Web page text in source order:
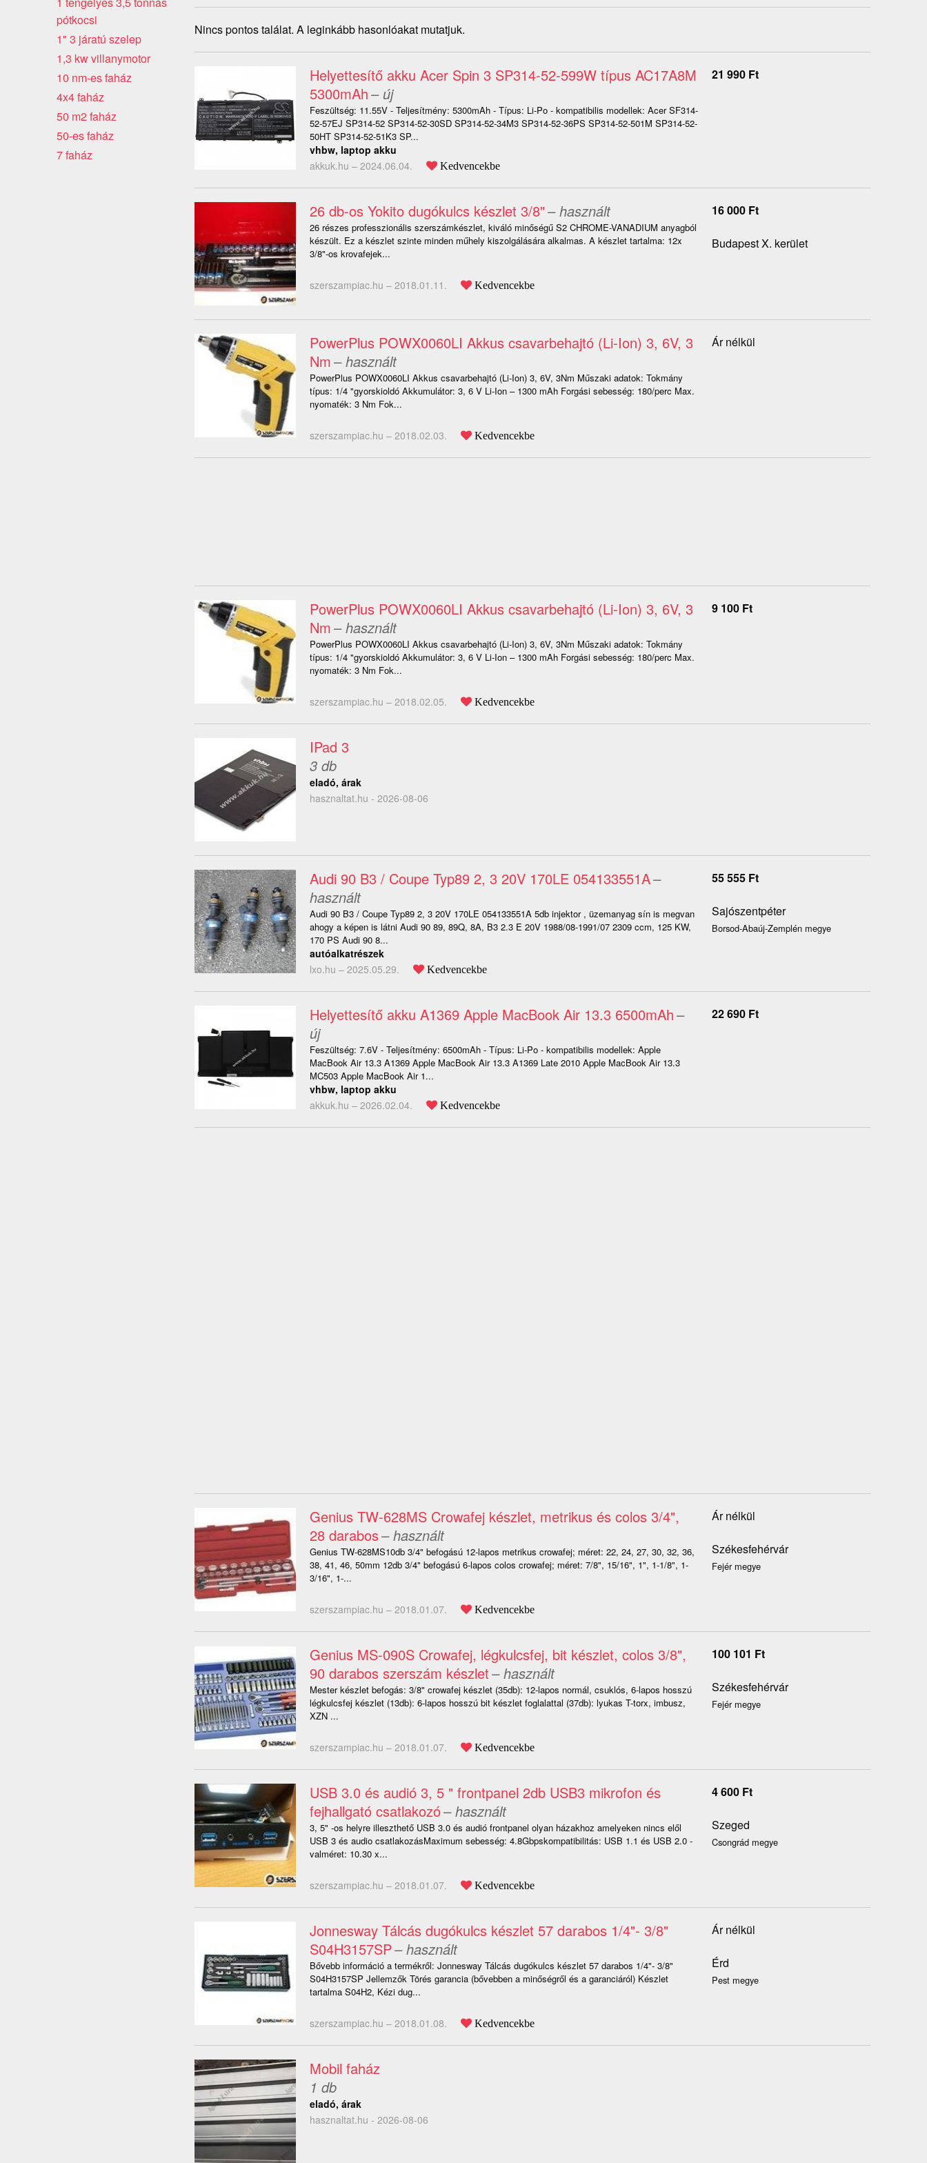
Nincs pontos találat. A leginkább hasonlóakat mutatjuk.
Helyettesítő akku Acer Spin 3 SP314-52-599W típus AC17A8M
5300mAh– új
Feszültség: 11.55V - Teljesítmény: 5300mAh - Típus: Li-Po - kompatibilis modellek: Acer SF314-
52-57EJ SP314-52 SP314-52-30SD SP314-52-34M3 SP314-52-36PS SP314-52-501M SP314-52-
50HT SP314-52-51K3 SP...
vhbw, laptop akku
akkuk.hu – 2024.06.04. Kedvencekbe
21 990 Ft
26 db-os Yokito dugókulcs készlet 3/8"– használt
26 részes professzionális szerszámkészlet, kiváló minőségű S2 CHROME-VANADIUM anyagból
készült. Ez a készlet szinte minden műhely kiszolgálására alkalmas. A készlet tartalma: 12x
3/8"-os krovafejek...
szerszampiac.hu – 2018.01.11. Kedvencekbe
16 000 Ft
Budapest X. kerület
PowerPlus POWX0060LI Akkus csavarbehajtó (Li-Ion) 3, 6V, 3
Nm– használt
PowerPlus POWX0060LI Akkus csavarbehajtó (Li-Ion) 3, 6V, 3Nm Műszaki adatok: Tokmány
típus: 1/4 "gyorskioldó Akkumulátor: 3, 6 V Li-Ion – 1300 mAh Forgási sebesség: 180/perc Max.
nyomaték: 3 Nm Fok...
szerszampiac.hu – 2018.02.03. Kedvencekbe
Ár nélkül
PowerPlus POWX0060LI Akkus csavarbehajtó (Li-Ion) 3, 6V, 3
Nm– használt
PowerPlus POWX0060LI Akkus csavarbehajtó (Li-Ion) 3, 6V, 3Nm Műszaki adatok: Tokmány
típus: 1/4 "gyorskioldó Akkumulátor: 3, 6 V Li-Ion – 1300 mAh Forgási sebesség: 180/perc Max.
nyomaték: 3 Nm Fok...
szerszampiac.hu – 2018.02.05. Kedvencekbe
9 100 Ft
IPad 3
3 db
eladó, árak
hasznaltat.hu - 2026-08-06
Audi 90 B3 / Coupe Typ89 2, 3 20V 170LE 054133551A–
használt
Audi 90 B3 / Coupe Typ89 2, 3 20V 170LE 054133551A 5db injektor , üzemanyag sín is megvan
ahogy a képen is látni Audi 90 89, 89Q, 8A, B3 2.3 E 20V 1988/08-1991/07 2309 ccm, 125 KW,
170 PS Audi 90 8...
autóalkatrészek
lxo.hu – 2025.05.29. Kedvencekbe
55 555 Ft
Sajószentpéter
Borsod-Abaúj-Zemplén megye
Helyettesítő akku A1369 Apple MacBook Air 13.3 6500mAh–
új
Feszültség: 7.6V - Teljesítmény: 6500mAh - Típus: Li-Po - kompatibilis modellek: Apple
MacBook Air 13.3 A1369 Apple MacBook Air 13.3 A1369 Late 2010 Apple MacBook Air 13.3
MC503 Apple MacBook Air 1...
vhbw, laptop akku
akkuk.hu – 2026.02.04. Kedvencekbe
22 690 Ft
Genius TW-628MS Crowafej készlet, metrikus és colos 3/4",
28 darabos– használt
Genius TW-628MS10db 3/4" befogású 12-lapos metrikus crowafej; méret: 22, 24, 27, 30, 32, 36,
38, 41, 46, 50mm 12db 3/4" befogású 6-lapos colos crowafej; méret: 7/8", 15/16", 1", 1-1/8", 1-
3/16", 1-...
szerszampiac.hu – 2018.01.07. Kedvencekbe
Ár nélkül
Székesfehérvár
Fejér megye
Genius MS-090S Crowafej, légkulcsfej, bit készlet, colos 3/8",
90 darabos szerszám készlet– használt
Mester készlet befogás: 3/8" crowafej készlet (35db): 12-lapos normál, csuklós, 6-lapos hosszú
légkulcsfej készlet (13db): 6-lapos hosszú bit készlet foglalattal (37db): lyukas T-torx, imbusz,
XZN ...
szerszampiac.hu – 2018.01.07. Kedvencekbe
100 101 Ft
Székesfehérvár
Fejér megye
USB 3.0 és audió 3, 5 " frontpanel 2db USB3 mikrofon és
fejhallgató csatlakozó– használt
3, 5" -os helyre illeszthető USB 3.0 és audió frontpanel olyan házakhoz amelyeken nincs elől
USB 3 és audio csatlakozásMaximum sebesség: 4.8Gbpskompatibilitás: USB 1.1 és USB 2.0 -
valméret: 10.30 x...
szerszampiac.hu – 2018.01.07. Kedvencekbe
4 600 Ft
Szeged
Csongrád megye
Jonnesway Tálcás dugókulcs készlet 57 darabos 1/4"- 3/8"
S04H3157SP– használt
Bővebb információ a termékről: Jonnesway Tálcás dugókulcs készlet 57 darabos 1/4"- 3/8"
S04H3157SP Jellemzők Törés garancia (bővebben a minőségről és a garanciáról) Készlet
tartalma S04H2, Kézi dug...
szerszampiac.hu – 2018.01.08. Kedvencekbe
Ár nélkül
Érd
Pest megye
Mobil faház
1 db
eladó, árak
hasznaltat.hu - 2026-08-06
pótkocsi
1" 3 járatú szelep
1,3 kw villanymotor
10 nm-es faház
4x4 faház
50 m2 faház
50-es faház
7 faház